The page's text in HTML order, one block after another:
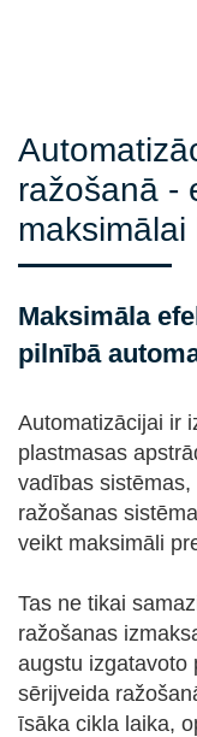
ražošanā -
maksimālai
Maksimāla
pilnībā
Automatizācijai ir
plastmasas
vadības
ražošanas
veikt maksimāli
Tas ne tikai
ražošanas
augstu izgatavoto
sērijveida
īsāka cikla laika,